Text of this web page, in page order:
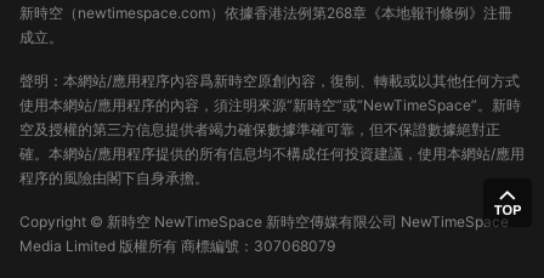
新時空（ newtimespace.com）依據香港法例第268章《本地報刊條例》注冊
成立。
聲明：本網站/應用程序內容爲新時空原創內容，復制、轉載或以其他任何方式
使用本網站/應用程序的內容，須注明來源“新時空”或“NewTimeSpace”。新時
空及授權的第三方信息提供者竭力確保數據準確可靠，但不保證數據絕對正
確。本網站/應用程序提供的所有信息均不構成任何投資建議，使用本網站/應用
程序的風險由閣下自身承擔。
Copyright © 新時空 NewTimeSpace 新時空傳媒有限公司 NewTimeSpace
Media Limited 版權所有 商標編號：307068079